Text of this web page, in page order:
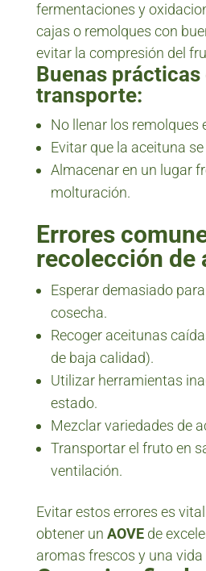
fermentaciones y
cajas o remolques con
evitar la compresión del
Buenas prácticas
transporte:
No llenar los remolques
Evitar que la aceituna
Almacenar en un lugar
molturación.
Errores
recolección de
Esperar demasiado
cosecha.
Recoger aceitunas
de baja calidad).
Utilizar herramientas
estado.
Mezclar variedades de
Transportar el fruto en
ventilación.
Evitar estos errores es
obtener un AOVEde
aromas frescos y una